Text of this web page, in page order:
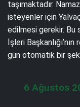
taşımaktadır.
isteyenler için
edilmesi gerekir. Bu
İşleri
gün otomatik bir
6 Ağustos